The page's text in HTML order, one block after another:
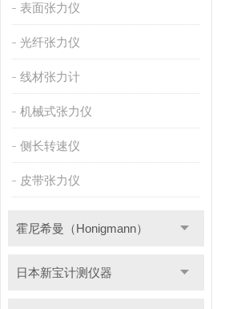
表面张力仪
光纤张力仪
线材张力计
机械式张力仪
侧长转速仪
皮带张力仪
霍尼希曼（Honigmann）
日本新宝计测仪器